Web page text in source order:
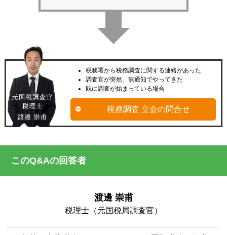
税務署から税務調査に関する連絡があった
調査官が突然、無通知でやってきた
既に調査が始まっている場合
税務調査 立会の問合せ
このQ&Aの回答者
渡邊 崇甫
税理士（元国税局調査官）